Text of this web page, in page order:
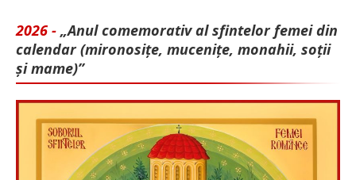
2026 - „Anul comemorativ al sfintelor femei din
calendar (mironosițe, mu­cenițe, monahii, soții
și mame)”